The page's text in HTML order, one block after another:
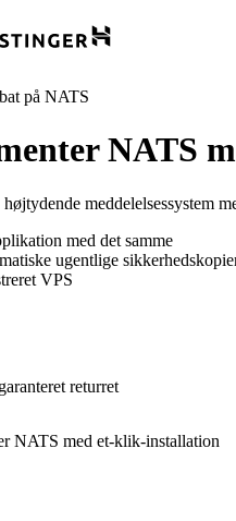
på NATS
NATS
meddelelsessystem
med det samme
ugentlige
VPS
returret